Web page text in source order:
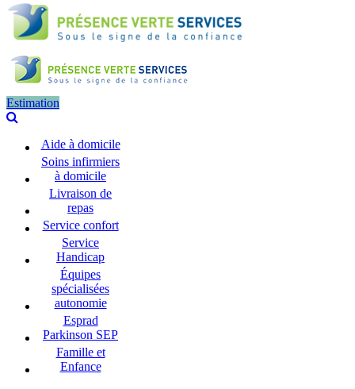
Estimation
Aide à domicile
Soins infirmiers
à domicile
Livraison de
repas
Service confort
Service
Handicap
Équipes
spécialisées
autonomie
Esprad
Parkinson SEP
Famille et
Enfance